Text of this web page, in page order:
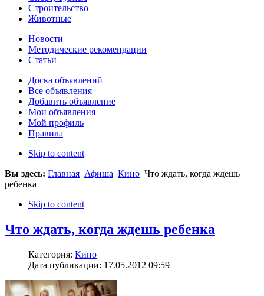
Строительство
Животные
Новости
Методические рекомендации
Статьи
Доска объявлений
Все объявления
Добавить объявление
Мои объявления
Мой профиль
Правила
Skip to content
Вы здесь: Главная Афиша Кино Что ждать, когда ждешь
ребенка
Skip to content
Что ждать, когда ждешь ребенка
Категория: Кино
Дата публикации: 17.05.2012 09:59